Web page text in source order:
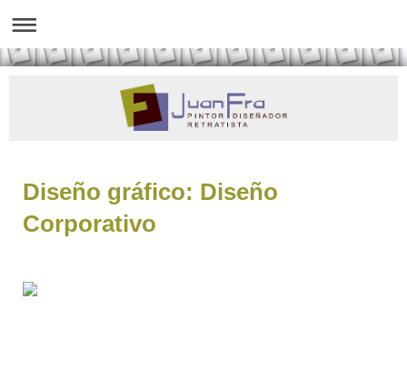
Diseño gráfico: Diseño
Corporativo